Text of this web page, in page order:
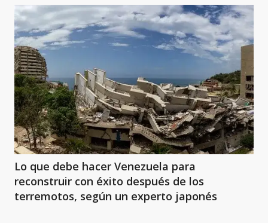
Lo que debe hacer Venezuela para
reconstruir con éxito después de los
terremotos, según un experto japonés